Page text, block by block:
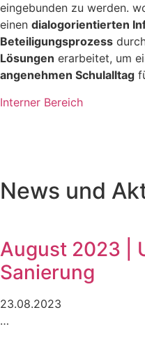
eingebunden zu werden.
einen dialogorientierten
Beteiligungsprozess
Lösungen erarbeitet, um
angenehmen Schulalltag
Interner Bereich
News und
August 2023 |
Sanierung
23.08.2023
…